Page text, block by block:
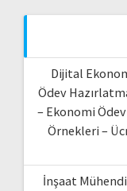
Dijital
Ödev
– Ekonomi
Örnekleri –
İnşaat